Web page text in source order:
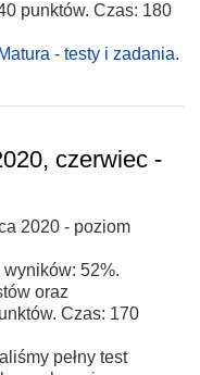
punktów. Czas: 180
Matura - testy i zadania.
czerwiec -
2020 - poziom
52%.
oraz
Czas: 170
pełny test